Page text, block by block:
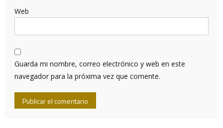
Web
Guarda mi nombre, correo electrónico y web en este
navegador para la próxima vez que comente.